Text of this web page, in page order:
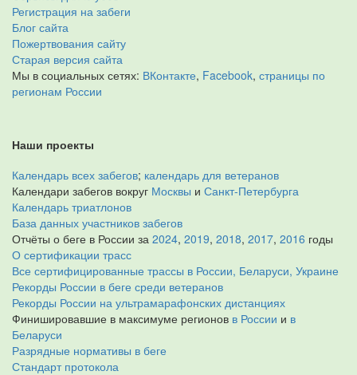
Регистрация на забеги
Блог сайта
Пожертвования сайту
Старая версия сайта
Мы в социальных сетях: ВКонтакте, Facebook, страницы по
регионам России
Наши проекты
Календарь всех забегов; календарь для ветеранов
Календари забегов вокруг Москвы и Санкт-Петербурга
Календарь триатлонов
База данных участников забегов
Отчёты о беге в России за 2024, 2019, 2018, 2017, 2016 годы
О сертификации трасс
Все сертифицированные трассы в России, Беларуси, Украине
Рекорды России в беге среди ветеранов
Рекорды России на ультрамарафонских дистанциях
Финишировавшие в максимуме регионов в России и в
Беларуси
Разрядные нормативы в беге
Стандарт протокола